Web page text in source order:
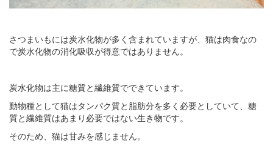
さつまいもには炭水化物が多く含まれていますが、猫は肉食なの
で炭水化物の消化吸収が得意ではありません。
炭水化物は主に糖質と繊維質でできています。
動物種として猫はタンパク質と脂肪分を多く必要としていて、糖
質と繊維質はあまり必要ではない生き物です。
そのため、猫は甘みを感じません。